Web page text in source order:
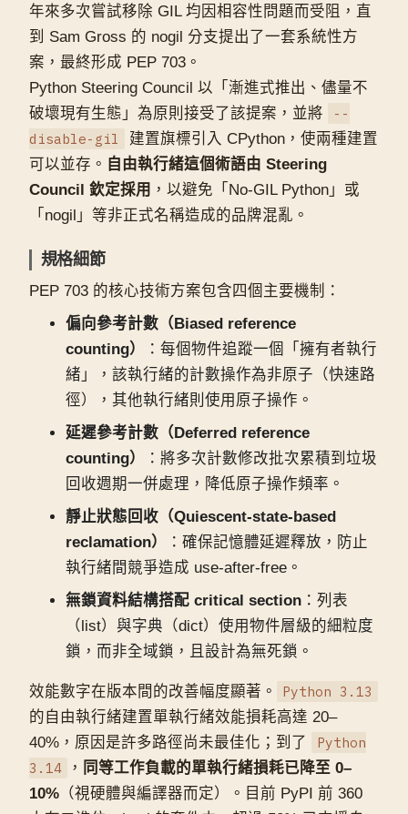
年來多次嘗試移除 GIL 均因相容性問題而受阻，直
到 Sam Gross 的 nogil 分支提出了一套系統性方
案，最終形成 PEP 703。
Python Steering Council 以「漸進式推出、儘量不
破壞現有生態」為原則接受了該提案，並將
--
disable-gil
建置旗標引入 CPython，使兩種建置
可以並存。 自由執行緒這個術語由 Steering
Council 欽定採用 ，以避免「No-GIL Python」或
「nogil」等非正式名稱造成的品牌混亂。
規格細節
PEP 703 的核心技術方案包含四個主要機制：
偏向參考計數（Biased reference
counting）
：每個物件追蹤一個「擁有者執行
緒」，該執行緒的計數操作為非原子（快速路
徑），其他執行緒則使用原子操作。
延遲參考計數（Deferred reference
counting）
：將多次計數修改批次累積到垃圾
回收週期一併處理，降低原子操作頻率。
靜止狀態回收（Quiescent-state-based
reclamation）
：確保記憶體延遲釋放，防止
執行緒間競爭造成 use-after-free。
無鎖資料結構搭配 critical section ：列表
（list）與字典（dict）使用物件層級的細粒度
鎖，而非全域鎖，且設計為無死鎖。
效能數字在版本間的改善幅度顯著。 Python 3.13
的自由執行緒建置單執行緒效能損耗高達 20–
40%，原因是許多路徑尚未最佳化；到了
Python
3.14
， 同等工作負載的單執行緒損耗已降至 0–
10% （視硬體與編譯器而定）。目前 PyPI 前 360